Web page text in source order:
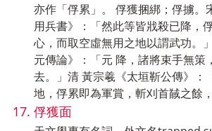
亦作「俘累」。 俘獲捆綁；俘擄。
用兵書》：「然此等皆戕殺已降，
心，而取空虛無用之地以謂武功。
元傳論》：「元 降，諸將束手無策
去。」清 黃宗羲《太垣靳公傳》：
地，俘累即為軍賞，斬刈首馘之餘
俘獲面